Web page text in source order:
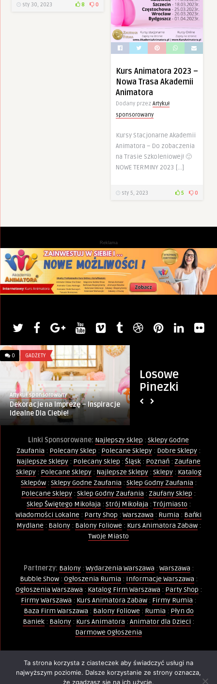
sty 30, 2023 8 0
Kurs Animatora 2023 –
Nowa Trasa Akademii
Animatora
Dodany przez Artykuł
sponsorowany
Kursy Stacjonarne Akademii
Animatora – Do zobaczenia
na Trasie Szkoleniowej! 🙂
NOWE TERMINY 2023 […]
sty 5, 2023 5 0
Reklama
Losowe
Pinezki
0 GADŻETY
Artykuł sponsorowany
Dekoracje na Imprezę – Inspiracje
Idealne Dla Ciebie!
Linki Sponsorowane: Najlepszy Sklep : Sklepy Godne
Zaufania : Polecany Sklep : Polecane Sklepy : Dobre Sklepy :
Najlepsze Sklepy : Polecany Sklep : Śląsk : Poznań : Zaufane
Sklepy: Polecane Sklepy: Najlepsze Sklepy: Sklepy: Katalog
Sklepów: Sklepy Godne Zaufania : Sklep Godny Zaufania :
Polecane Sklepy : Sklep Godny Zaufania : Zaufany Sklep :
Sklep Świętego Mikołaja : Strój Mikołaja : Trójmiasto :
Wiadomości Lokalne : Party Shop : Warszawa : Rumia : Bańki
Mydlane : Balony: Balony Foliowe : Kurs Animatora Zabaw:
Twoje Miasto
Partnerzy: Balony: Wydarzenia Warszawa : Warszawa :
Bubble Show: Ogłoszenia Rumia : Informacje Warszawa :
Ogłoszenia Warszawa : Katalog Firm Warszawa : Party Shop :
Firmy Warszawa : Kurs Animatora Zabaw : Firmy Rumia :
Baza Firm Warszawa : Balony Foliowe : Rumia : Płyn do
Baniek : Balony : Kurs Animatora : Animator dla Dzieci :
Darmowe Ogłoszenia
Wszelkie Prawa Zastrzeżone - Kopiowanie, powielanie i
wykorzystywanie treści, zdjęć, grafik jest zabronione -
Ta strona korzysta z ciasteczek aby świadczyć usługi na
najwyższym poziomie. Dalsze korzystanie ze strony oznacza,
że zgadzasz się na ich użycie.